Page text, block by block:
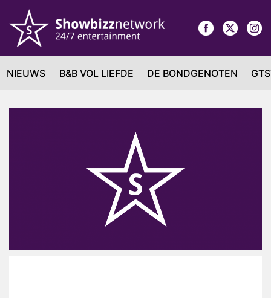
NIEUWS B&B VOL LIEFDE DE BONDGENOTEN